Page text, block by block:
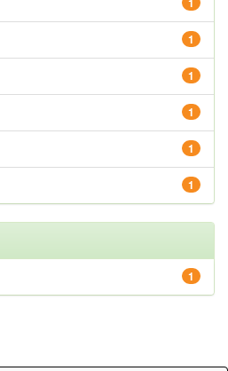
1
1
1
1
1
1